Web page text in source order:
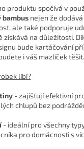
produktu spočívá v
bambusnejen že
ale také podporuje
získává na důležitosti.
bude kartáčování
i váš mazlíček těšit.
líbí?
- zajišťují efektivní
chlupů bez
- ideální pro všechny
pro domácnosti s